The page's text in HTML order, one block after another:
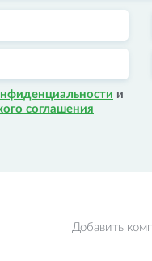
и
соглашения
Добавить